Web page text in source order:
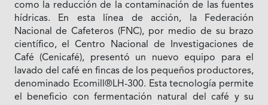
como la reducción de la contaminación de las fuentes
hídricas. En esta línea de acción, la Federación
Nacional de Cafeteros (FNC), por medio de su brazo
científico, el Centro Nacional de Investigaciones de
Café (Cenicafé), presentó un nuevo equipo para el
lavado del café en fincas de los pequeños productores,
denominado Ecomill®LH-300. Esta tecnología permite
el beneficio con fermentación natural del café y su